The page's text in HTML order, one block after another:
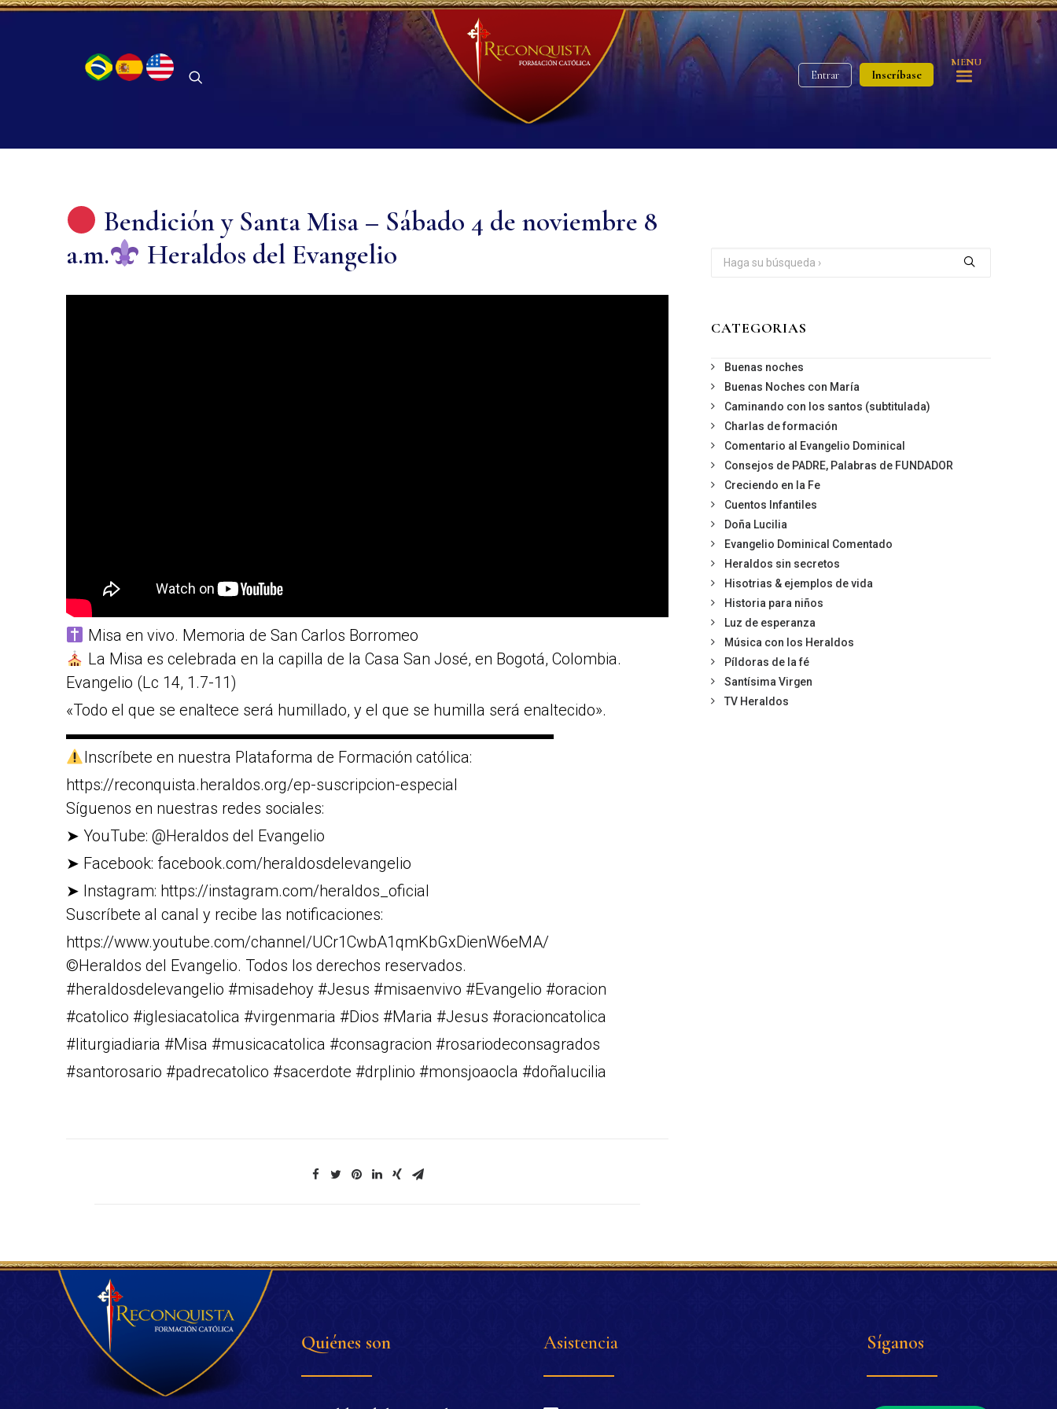
Entrar Inscríbase
MENU
Bendición y Santa Misa – Sábado 4 de noviembre 8
a.m.
Heraldos del Evangelio
Misa en vivo. Memoria de San Carlos Borromeo
La Misa es celebrada en la capilla de la Casa San José, en Bogotá, Colombia.
Evangelio (Lc 14, 1.7-11)
«Todo el que se enaltece será humillado, y el que se humilla será enaltecido».
▬▬▬▬▬▬▬▬▬▬▬▬▬▬▬▬▬▬▬▬▬▬▬▬▬▬▬▬▬▬▬
Inscríbete en nuestra Plataforma de Formación católica:
https://reconquista.heraldos.org/ep-suscripcion-especial
Síguenos en nuestras redes sociales:
➤ YouTube: @Heraldos del Evangelio
➤ Facebook: facebook.com/heraldosdelevangelio
➤ Instagram: https://instagram.com/heraldos_oficial
Suscríbete al canal y recibe las notificaciones:
https://www.youtube.com/channel/UCr1CwbA1qmKbGxDienW6eMA/
©Heraldos del Evangelio. Todos los derechos reservados.
#heraldosdelevangelio #misadehoy #Jesus #misaenvivo #Evangelio #oracion
#catolico #iglesiacatolica #virgenmaria #Dios #Maria #Jesus #oracioncatolica
#liturgiadiaria #Misa #musicacatolica #consagracion #rosariodeconsagrados
#santorosario #padrecatolico #sacerdote #drplinio #monsjoaocla #doñalucilia
CATEGORIAS
Buenas noches
Buenas Noches con María
Caminando con los santos (subtitulada)
Charlas de formación
Comentario al Evangelio Dominical
Consejos de PADRE, Palabras de FUNDADOR
Creciendo en la Fe
Cuentos Infantiles
Doña Lucilia
Evangelio Dominical Comentado
Heraldos sin secretos
Hisotrias & ejemplos de vida
Historia para niños
Luz de esperanza
Música con los Heraldos
Píldoras de la fé
Santísima Virgen
TV Heraldos
Quiénes son Asistencia Síganos